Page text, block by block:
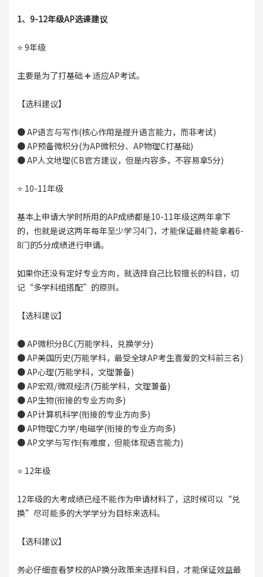
1、9-12年级AP选课建议
⭐ 9年级
主要是为了打基础 ➕ 适应AP考试。
【选科建议】
● AP语言与写作(核心作用是提升语言能力，而非考试)
● AP预备微积分(为AP微积分、AP物理C打基础)
● AP人文地理(CB官方建议，但是内容多，不容易拿5分)
⭐ 10-11年级
基本上申请大学时所用的AP成绩都是10-11年级这两年拿下
的，也就是说这两年每年至少学习4门，才能保证最终能拿着6-
8门的5分成绩进行申请。
如果你还没有定好专业方向，就选择自己比较擅长的科目，切
记“多学科组搭配”的原则。
【选科建议】
● AP微积分BC(万能学科，兑换学分)
● AP美国历史(万能学科，最受全球AP考生喜爱的文科前三名)
● AP心理(万能学科，文理兼备)
● AP宏观/微观经济(万能学科，文理兼备)
● AP生物(衔接的专业方向多)
● AP计算机科学(衔接的专业方向多)
● AP物理C力学/电磁学(衔接的专业方向多)
● AP文学与写作(有难度，但能体现语言能力)
⭐ 12年级
12年级的大考成绩已经不能作为申请材料了，这时候可以“兑
换”尽可能多的大学学分为目标来选科。
【选科建议】
务必仔细查看梦校的AP换分政策来选择科目，才能保证效益最